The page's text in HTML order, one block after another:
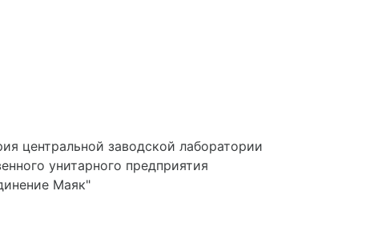
центральной заводской лаборатории
унитарного предприятия
Маяк"